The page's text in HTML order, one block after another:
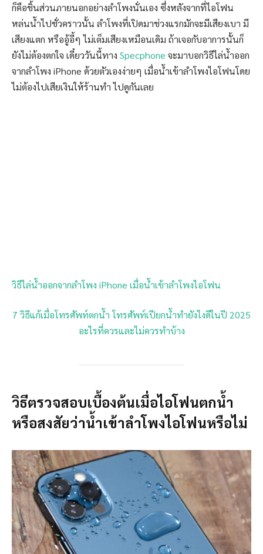
ก็คือชิ้นส่วนภายนอกอย่างลำโพงนั่นเอง ซึ่งหลังจากที่ไอโฟน
หล่นน้ำไปชั่วคราวนั้น ลำโพงที่เปิดมาช่วงแรกมักจะมีเสียงเบา มี
เสียงแตก หรืออู้อี้ๆ ไม่เต็มเสียงเหมือนเดิม ถ้าเจอกับอาการนั้นก็
ยังไม่ต้องตกใจ เดี๋ยววันนี้ทาง Specphone จะมาบอกวิธีไล่น้ำออก
จากลำโพง iPhone ด้วยตัวเองง่ายๆ เมื่อน้ำเข้าลำโพงไอโฟนโดย
ไม่ต้องไปเสียเงินให้ร้านทำ ไปดูกันเลย
วิธีไล่น้ำออกจากลำโพง iPhone เมื่อน้ำเข้าลำโพงไอโฟน
7 วิธีแก้เมื่อโทรศัพท์ตกน้ำ โทรศัพท์เปียกน้ำทำยังไงดีในปี 2025
อะไรที่ควรและไม่ควรทำบ้าง
วิธีตรวจสอบเบื้องต้นเมื่อไอโฟนตกน้ำ
หรือสงสัยว่าน้ำเข้าลำโพงไอโฟนหรือไม่